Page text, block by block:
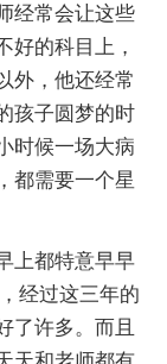
经常会让这些
好的科目上，
外，他还经常
孩子圆梦的时
时候一场大病
都需要一个星
都特意早早
经过这三年的
了许多。而且